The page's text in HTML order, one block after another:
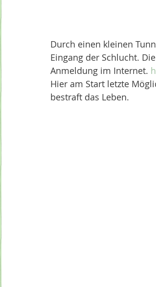
Durch einen kleinen
Eingang der Schlucht.
Anmeldung im Internet.
Hier am Start letzte
bestraft das Leben.